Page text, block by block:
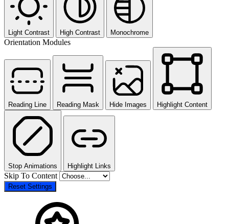
Light Contrast High Contrast Monochrome
Orientation Modules
Reading Line Reading Mask Hide Images Highlight Content
Stop Animations Highlight Links
Skip To Content
Reset Settings